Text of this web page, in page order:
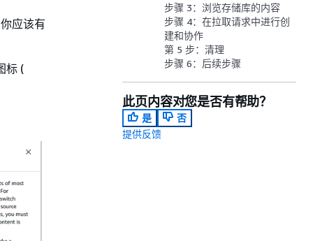
应该有
标 (
步骤 3：浏览存储库的内容
步骤 4：在拉取请求中进行创
建和协作
第 5 步：清理
步骤 6：后续步骤
此页内容对您是否有帮助？
是
否
提供反馈